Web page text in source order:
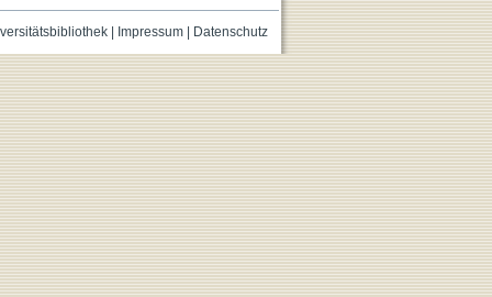
| Impressum| Datenschutz